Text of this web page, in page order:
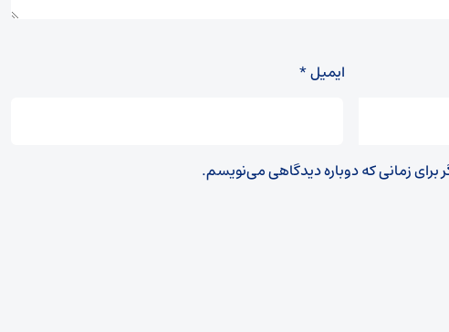
ایمیل*
برای زمانی که دوباره دیدگاهی می‌نویسم.